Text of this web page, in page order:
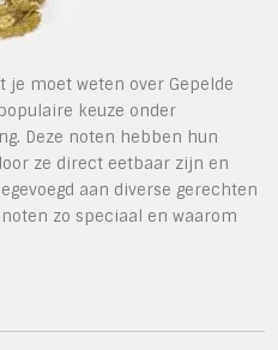
je moet weten over Gepelde
keuze onder
Deze noten hebben hun
ze direct eetbaar zijn en
aan diverse gerechten
zo speciaal en waarom